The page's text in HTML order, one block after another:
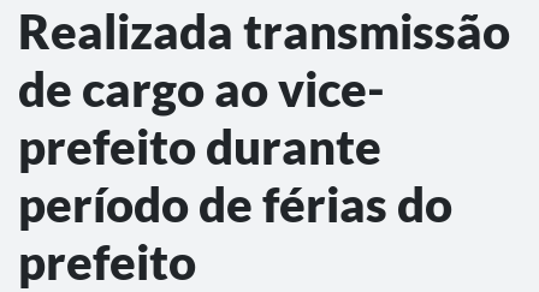
Realizada transmissão
de cargo ao vice-
prefeito durante
período de férias do
prefeito